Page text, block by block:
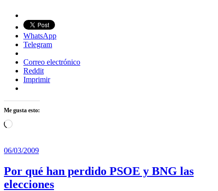
WhatsApp
Telegram
Correo electrónico
Reddit
Imprimir
Me gusta esto:
Cargando...
06/03/2009
Por qué han perdido PSOE y BNG las
elecciones